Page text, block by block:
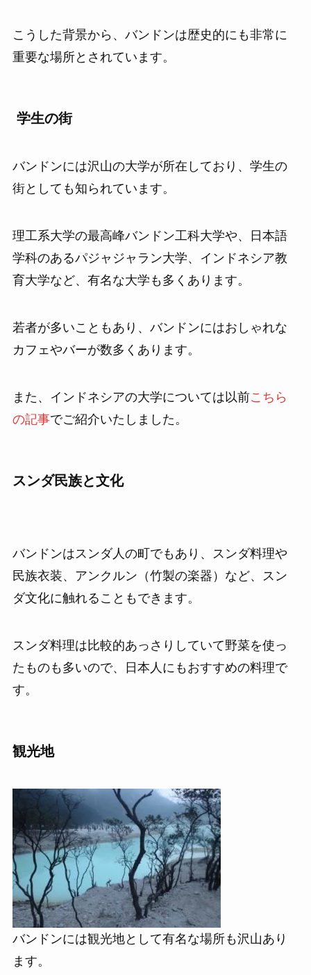
こうした背景から、バンドンは歴史的にも非常に
重要な場所とされています。
学生の街
バンドンには沢山の大学が所在しており、学生の
街としても知られています。
理工系大学の最高峰バンドン工科大学や、日本語
学科のあるパジャジャラン大学、インドネシア教
育大学など、有名な大学も多くあります。
若者が多いこともあり、バンドンにはおしゃれな
カフェやバーが数多くあります。
また、インドネシアの大学については以前こちら
の記事でご紹介いたしました。
スンダ民族と文化
バンドンはスンダ人の町でもあり、スンダ料理や
民族衣装、アンクルン（竹製の楽器）など、スン
ダ文化に触れることもできます。
スンダ料理は比較的あっさりしていて野菜を使っ
たものも多いので、日本人にもおすすめの料理で
す。
観光地
バンドンには観光地として有名な場所も沢山あり
ます。